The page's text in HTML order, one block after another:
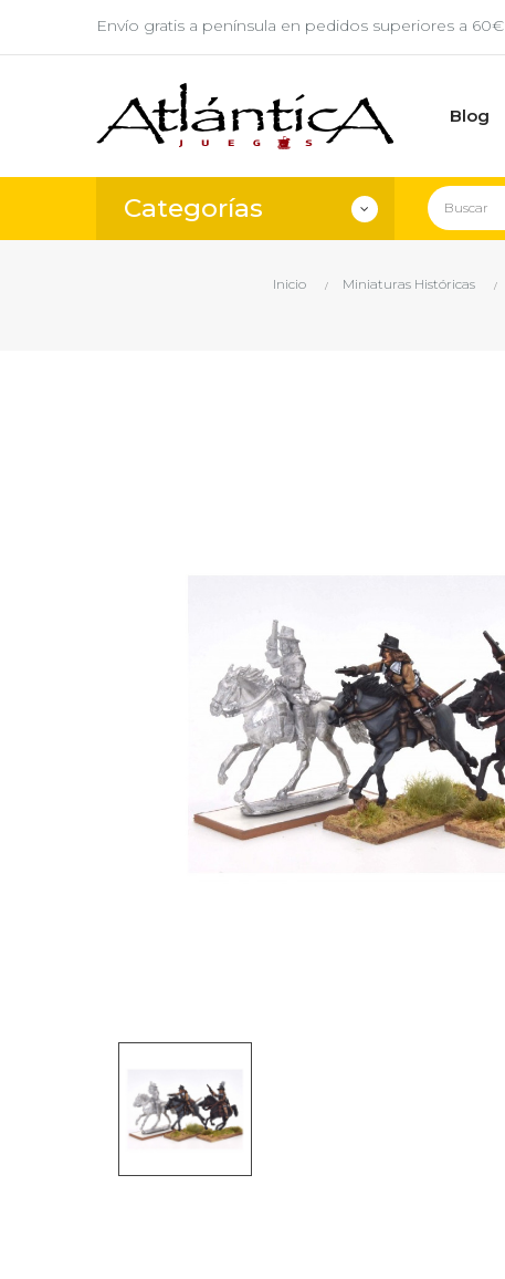
Envío gratis a península en pedidos superiores a 60€
Blog
Categorías
Inicio Miniaturas Históricas